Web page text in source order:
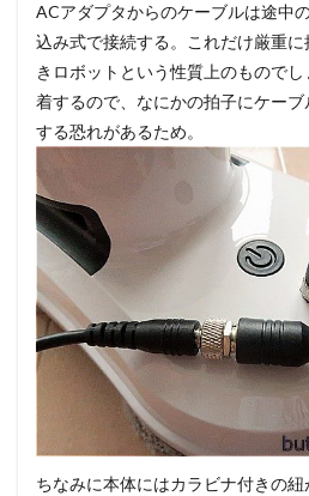
ACアダプタからのケーブルは途中
込み式で接続する。これだけ厳重
きロボットという性質上のもので
着するので、なにかの拍子にケー
する恐れがあるため。
ちなみに本体にはカラビナ付きの